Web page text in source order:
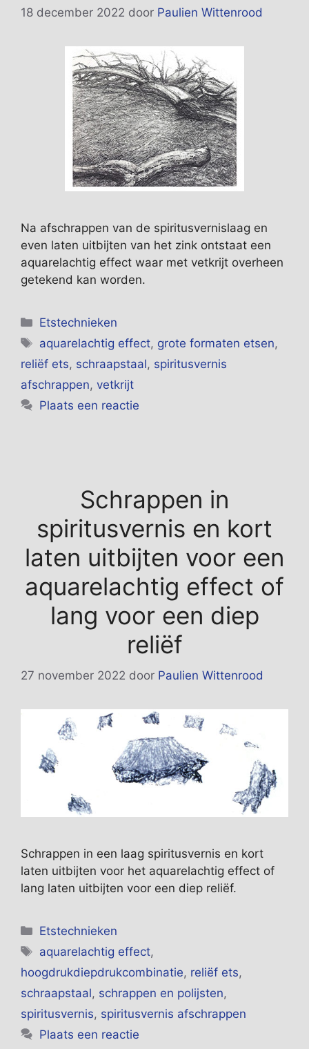
18 december 2022 door Paulien Wittenrood
Na afschrappen van de spiritusvernislaag en
even laten uitbijten van het zink ontstaat een
aquarelachtig effect waar met vetkrijt overheen
getekend kan worden.
Categorieën
Etstechnieken
Tags
aquarelachtig effect, grote formaten etsen,
reliëf ets, schraapstaal, spiritusvernis
afschrappen, vetkrijt
Plaats een reactie
Schrappen in
spiritusvernis en kort
laten uitbijten voor een
aquarelachtig effect of
lang voor een diep
reliëf
27 november 2022 door Paulien Wittenrood
Schrappen in een laag spiritusvernis en kort
laten uitbijten voor het aquarelachtig effect of
lang laten uitbijten voor een diep reliëf.
Categorieën
Etstechnieken
Tags
aquarelachtig effect,
hoogdrukdiepdrukcombinatie, reliëf ets,
schraapstaal, schrappen en polijsten,
spiritusvernis, spiritusvernis afschrappen
Plaats een reactie